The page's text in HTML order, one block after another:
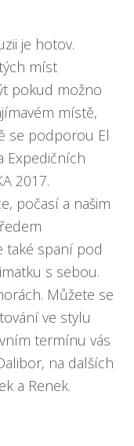
je hotov.
míst
pokud možno
místě,
se podporou El
Expedičních
2017.
počasí a našim
také spaní pod
s sebou.
Můžete se
ve stylu
termínu vás
na dalších
a Renek.